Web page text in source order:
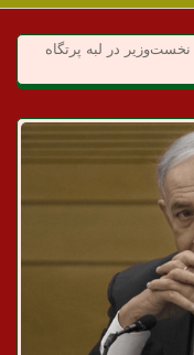
نخست‌وزیر در لبه پرتگاه